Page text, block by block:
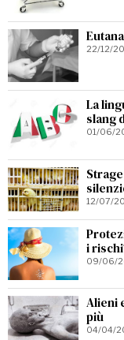
22/12/
La
slang
01/06/
12/07/
i
09/06/
Alieni
più
04/04/